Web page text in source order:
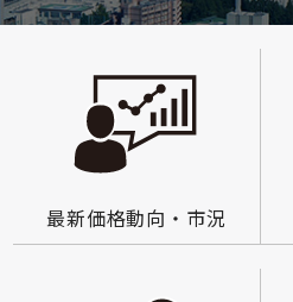
最新価格動向・市況